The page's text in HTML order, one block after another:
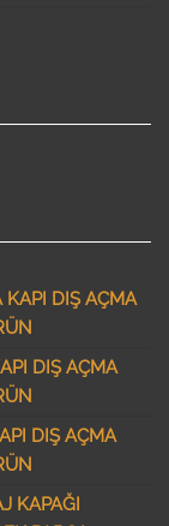
KAPI DIŞ AÇMA
DIŞ AÇMA
DIŞ AÇMA
KAPAĞI